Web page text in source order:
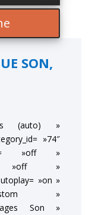
SON,
(auto) »
»74″
»off »
»off »
»on »
»
Son »